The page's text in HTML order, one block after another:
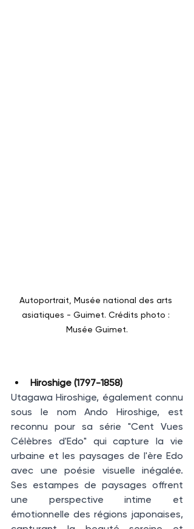
Autoportrait, Musée national des arts
asiatiques - Guimet. Crédits photo :
Musée Guimet.
Hiroshige (1797-1858)
Utagawa Hiroshige, également connu
sous le nom Ando Hiroshige, est
reconnu pour sa série "Cent Vues
Célèbres d'Edo" qui capture la vie
urbaine et les paysages de l'ère Edo
avec une poésie visuelle inégalée.
Ses estampes de paysages offrent
une perspective intime et
émotionnelle des régions japonaises,